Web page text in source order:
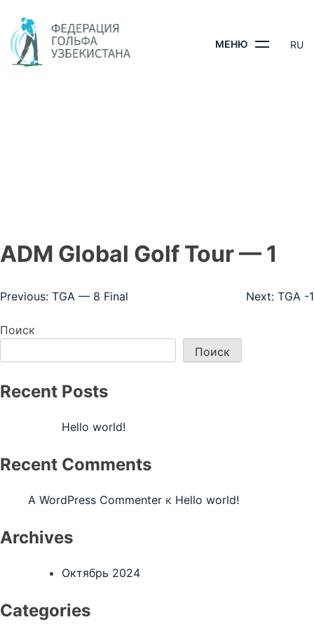
content
МЕНЮ RU
ADM Global Golf Tour — 1
Навигация
по
Previous: TGA — 8 Final Next: TGA -1
Поиск
Поиск
Recent Posts
Hello world!
Recent Comments
A WordPress Commenter к Hello world!
Archives
Октябрь 2024
Categories